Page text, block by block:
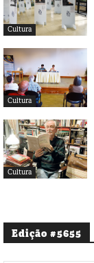
Cultura
Cultura
Cultura
Edição #5655